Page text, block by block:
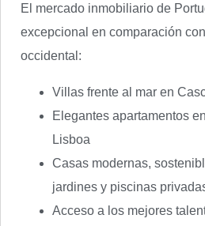
El mercado inmobiliario de
excepcional en comparación
occidental:
Villas frente al mar en
Elegantes apartamentos
Lisboa
Casas modernas,
jardines y piscinas
Acceso a los mejores